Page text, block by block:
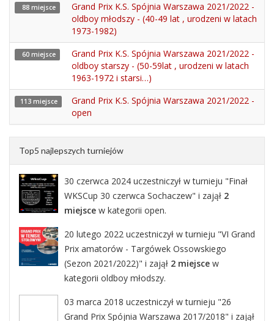
88 miejsce
Grand Prix K.S. Spójnia Warszawa 2021/2022 -
oldboy młodszy - (40-49 lat , urodzeni w latach
1973-1982)
60 miejsce
Grand Prix K.S. Spójnia Warszawa 2021/2022 -
oldboy starszy - (50-59lat , urodzeni w latach
1963-1972 i starsi…)
113 miejsce
Grand Prix K.S. Spójnia Warszawa 2021/2022 -
open
Top5 najlepszych turniejów
30 czerwca 2024 uczestniczył w turnieju "Finał
WKSCup 30 czerwca Sochaczew" i zajął 2
miejsce w kategorii open.
20 lutego 2022 uczestniczył w turnieju "VI Grand
Prix amatorów - Targówek Ossowskiego
(Sezon 2021/2022)" i zajął 2 miejsce w
kategorii oldboy młodszy.
03 marca 2018 uczestniczył w turnieju "26
Grand Prix Spójnia Warszawa 2017/2018" i zajął